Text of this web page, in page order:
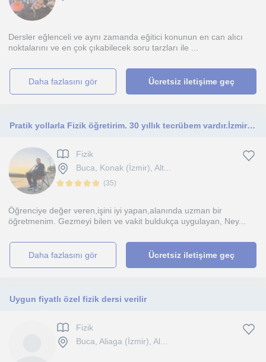
Dersler eğlenceli ve aynı zamanda eğitici konunun en can alıcı
noktalarını ve en çok çıkabilecek soru tarzları ile ...
daha fazlasını gör Ücretsiz iletişime geç
Pratik yollarla Fizik öğretirim. 30 yıllık tecrübem vardır.İzmir'de yaşıyorum
Fizik
Buca, Konak (İzmir), Alt...
(35)
Öğrenciye değer veren,işini iyi yapan,alanında uzman bir
öğretmenim. Gezmeyi bilen ve vakit buldukça uygulayan, Ney...
daha fazlasını gör Ücretsiz iletişime geç
Uygun fiyatlı özel fizik dersi verilir
Fizik
Buca, Aliaga (İzmir), Al...